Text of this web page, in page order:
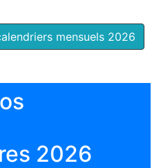
mensuels 2026
2026